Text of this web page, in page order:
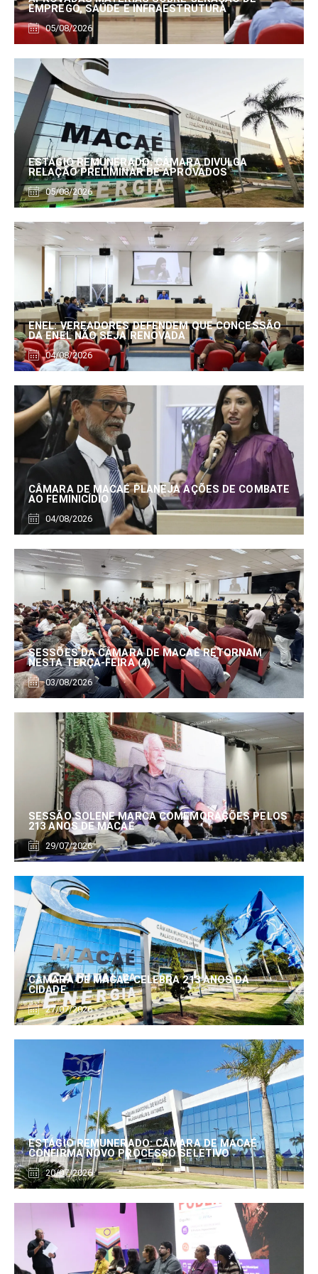
EMPREGO, SAÚDE E INFRAESTRUTURA
05/08/2026
ESTÁGIO REMUNERADO: CÂMARA DIVULGA
RELAÇÃO PRELIMINAR DE APROVADOS
05/08/2026
ENEL: VEREADORES DEFENDEM QUE CONCESSÃO
DA ENEL NÃO SEJA RENOVADA
04/08/2026
CÂMARA DE MACAÉ PLANEJA AÇÕES DE COMBATE
AO FEMINICÍDIO
04/08/2026
SESSÕES DA CÂMARA DE MACAÉ RETORNAM
NESTA TERÇA-FEIRA (4)
03/08/2026
SESSÃO SOLENE MARCA COMEMORAÇÕES PELOS
213 ANOS DE MACAÉ
29/07/2026
CÂMARA DE MACAÉ CELEBRA 213 ANOS DA
CIDADE
27/07/2026
ESTÁGIO REMUNERADO: CÂMARA DE MACAÉ
CONFIRMA NOVO PROCESSO SELETIVO
20/07/2026